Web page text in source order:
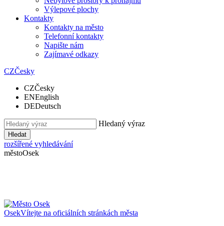
Výlepové plochy
Kontakty
Kontakty na město
Telefonní kontakty
Napište nám
Zajímavé odkazy
CZČesky
CZČesky
ENEnglish
DEDeutsch
Hledaný výraz
Hledat
rozšířené vyhledávání
městoOsek
OsekVítejte na oficiálních stránkách města